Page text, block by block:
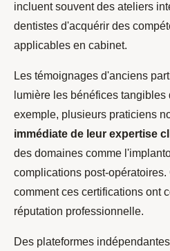
incluent souvent des ateliers
dentistes d'acquérir des
applicables en cabinet.
Les témoignages d'anciens
lumière les bénéfices
exemple, plusieurs praticiens
immédiate de leur expertise
des domaines comme
complications post-
comment ces certifications ont
réputation professionnelle.
Des plateformes